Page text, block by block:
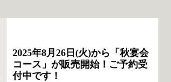
2025年8月26日(火)から「秋宴会
コース」が販売開始！ご予約受
付中です！